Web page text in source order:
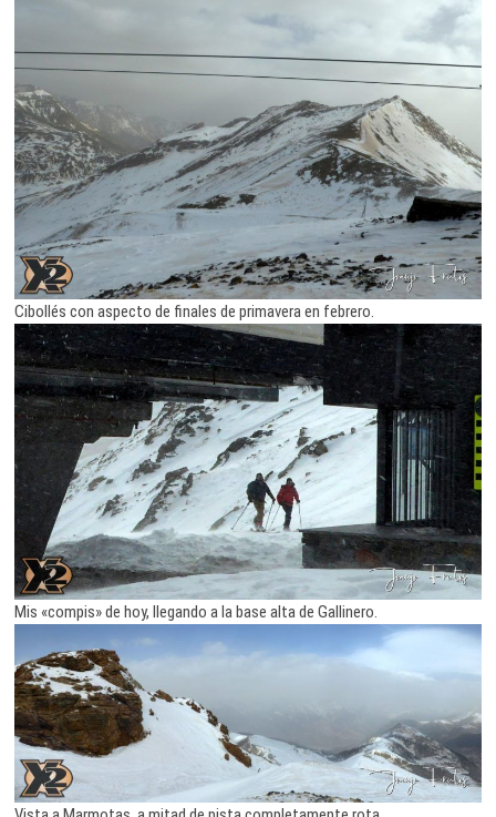
Cibollés con aspecto de finales de primavera en febrero.
Mis «compis» de hoy, llegando a la base alta de Gallinero.